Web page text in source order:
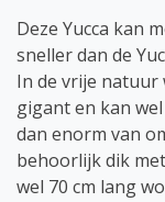
Deze Yucca kan
sneller dan de
In de vrije natuur
gigant en kan
dan enorm van
behoorlijk dik
wel 70 cm lang